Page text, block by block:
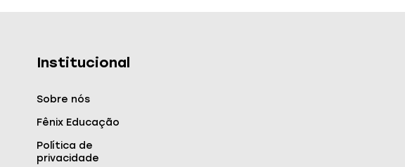
Institucional
Sobre nós
Fênix Educação
Política de
privacidade